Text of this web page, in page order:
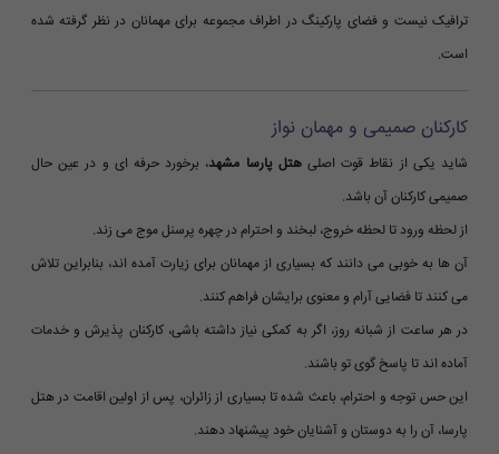
ترافیک نیست و فضای پارکینگ در اطراف مجموعه برای مهمانان در نظر گرفته شده
است.
کارکنان صمیمی و مهمان نواز
شاید یکی از نقاط قوت اصلیهتل پارسا مشهد، برخورد حرفه ای و در عین حال
صمیمی کارکنان آن باشد.
از لحظه ورود تا لحظه خروج، لبخند و احترام در چهره پرسنل موج می زند.
آن ها به خوبی می دانند که بسیاری از مهمانان برای زیارت آمده اند، بنابراین تلاش
می کنند تا فضایی آرام و معنوی برایشان فراهم کنند.
در هر ساعت از شبانه روز، اگر به کمکی نیاز داشته باشی، کارکنان پذیرش و خدمات
آماده اند تا پاسخ گوی تو باشند.
این حس توجه و احترام، باعث شده تا بسیاری از زائران، پس از اولین اقامت در هتل
پارسا، آن را به دوستان و آشنایان خود پیشنهاد دهند.